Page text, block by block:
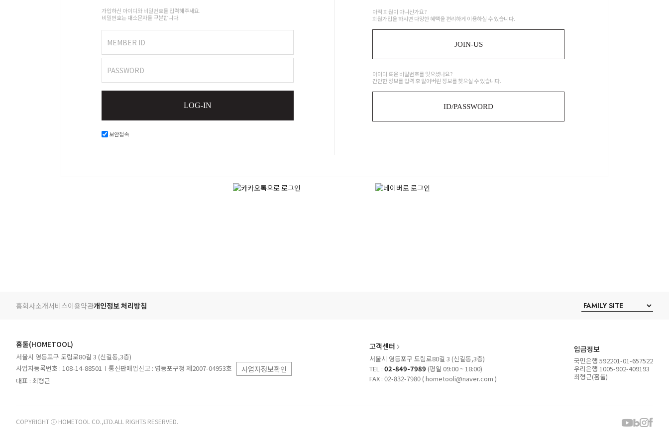
가입하신 아이디와 비밀번호를 입력해주세요.
비밀번호는 대소문자를 구분합니다.
MEMBER ID
PASSWORD
LOG-IN
보안접속
아직 회원이 아니신가요?
회원가입을 하시면 다양한 혜택을 편리하게 이용하실 수 있습니다.
JOIN-US
아이디 혹은 비밀번호를 잊으셨나요?
간단한 정보를 입력 후 잃어버린 정보를 찾으실 수 있습니다.
ID/PASSWORD
홈회사소개서비스이용약관개인정보 처리방침
홈툴(HOMETOOL)
서울시 영등포구 도림로80길 3 (신길동,3층)
사업자등록번호 : 108-14-88501
통신판매업신고 : 영등포구청 제2007-04953호 사업자정보확인
대표 : 최형근
고객센터
서울시 영등포구 도림로80길 3 (신길동,3층)
TEL : 02-849-7989 (평일 09:00 ~ 18:00)
FAX : 02-832-7980 ( hometooli@naver.com )
입금정보
국민은행 592201-01-657522
우리은행 1005-902-409193
최형근(홈툴)
COPYRIGHT ⓒ HOMETOOL CO.,LTD.ALL RIGHTS RESERVED.